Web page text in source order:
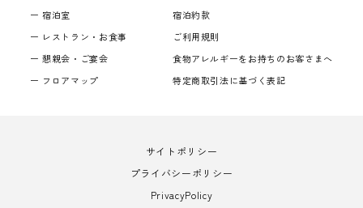
宿泊室
レストラン・お食事
懇親会・ご宴会
フロアマップ
宿泊約款
ご利用規則
食物アレルギーをお持ちのお客さまへ
特定商取引法に基づく表記
サイトポリシー
プライバシーポリシー
PrivacyPolicy